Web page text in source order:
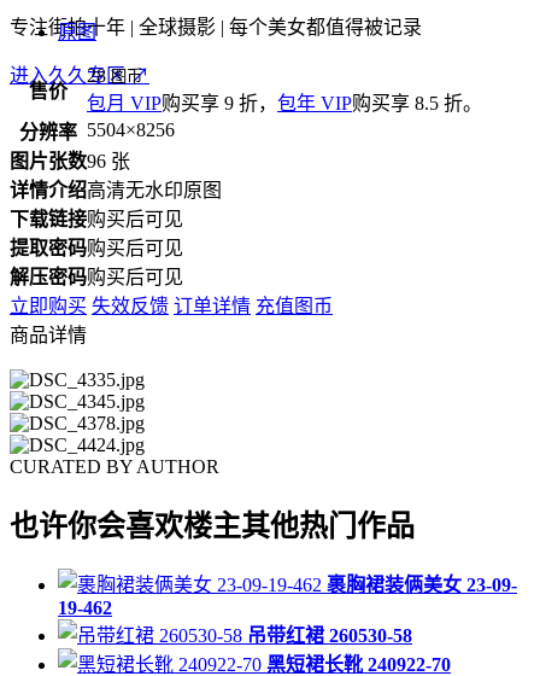
专注街拍十年 | 全球摄影 | 每个美女都值得被记录
进入久久专区↗
原图
售价
28图币
包月 VIP购买享 9 折， 包年 VIP购买享 8.5 折。
分辨率 5504×8256
图片张数96 张
详情介绍高清无水印原图
下载链接购买后可见
提取密码购买后可见
解压密码购买后可见
立即购买 失效反馈 订单详情 充值图币
商品详情
CURATED BY AUTHOR
也许你会喜欢楼主其他热门作品
裹胸裙装俩美女 23-09-
19-462
吊带红裙 260530-58
黑短裙长靴 240922-70